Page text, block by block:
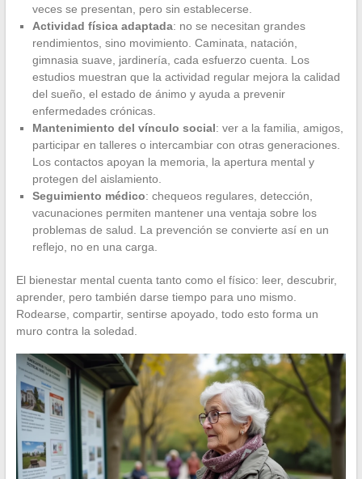
veces se presentan, pero sin establecerse.
Actividad física adaptada: no se necesitan grandes
rendimientos, sino movimiento. Caminata, natación,
gimnasia suave, jardinería, cada esfuerzo cuenta. Los
estudios muestran que la actividad regular mejora la calidad
del sueño, el estado de ánimo y ayuda a prevenir
enfermedades crónicas.
Mantenimiento del vínculo social: ver a la familia, amigos,
participar en talleres o intercambiar con otras generaciones.
Los contactos apoyan la memoria, la apertura mental y
protegen del aislamiento.
Seguimiento médico: chequeos regulares, detección,
vacunaciones permiten mantener una ventaja sobre los
problemas de salud. La prevención se convierte así en un
reflejo, no en una carga.
El bienestar mental cuenta tanto como el físico: leer, descubrir,
aprender, pero también darse tiempo para uno mismo.
Rodearse, compartir, sentirse apoyado, todo esto forma un
muro contra la soledad.